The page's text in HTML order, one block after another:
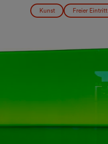
Kunst Freier Eintritt